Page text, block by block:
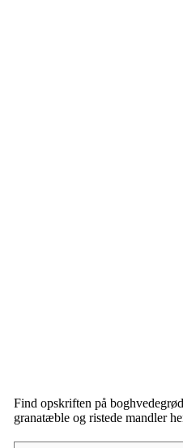
Find opskriften på
granatæble og ristede mandler